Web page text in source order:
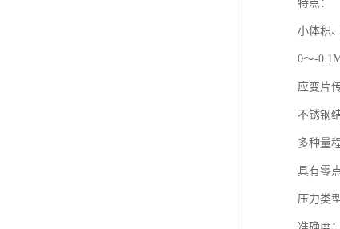
特点：
小体积
0～-
应变片
不锈钢
多种量
具有零
压力类